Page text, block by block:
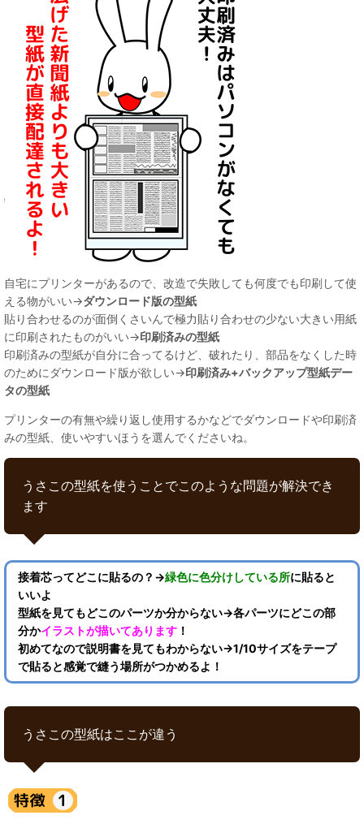
自宅にプリンターがあるので、改造で失敗しても何度でも印刷して使
える物がいい→ダウンロード版の型紙
貼り合わせるのが面倒くさいんで極力貼り合わせの少ない大きい用紙
に印刷されたものがいい→印刷済みの型紙
印刷済みの型紙が自分に合ってるけど、破れたり、部品をなくした時
のためにダウンロード版が欲しい→印刷済み+バックアップ型紙デー
タの型紙
プリンターの有無や繰り返し使用するかなどでダウンロードや印刷済
みの型紙、使いやすいほうを選んでくださいね。
うさこの型紙を使うことでこのような問題が解決でき
ます
接着芯ってどこに貼るの？→緑色に色分けしている所に貼ると
いいよ
型紙を見てもどこのパーツか分からない→各パーツにどこの部
分かイラストが描いてあります ！
初めてなので説明書を見てもわからない→1/10サイズをテープ
で貼ると感覚で縫う場所がつかめるよ！
うさこの型紙はここが違う